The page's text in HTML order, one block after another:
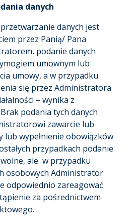
danych
danych jest
przez Panią/ Pana
podanie danych
umownym lub
umowy, a w przypadku
się przez Administratora
– wynika z
podania tych danych
zawarcie lub
lub wypełnienie obowiązków
przypadkach podanie
ale w przypadku
osobowych Administrator
odpowiednio zareagować
za pośrednictwem